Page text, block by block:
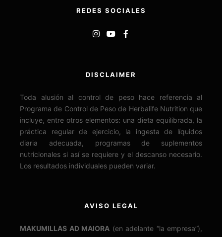
REDES SOCIALES
DISCLAIMER
Toda alusión al control de peso hace referencia al
Programa de Control de Peso de Herbalife Nutrition que
incluye, entre otros elementos: una dieta equilibrada, la
práctica regular de ejercicio, la ingesta de líquidos
diaria adecuada, programas de suplementos
nutricionales si así se requiere y el descanso necesario.
Los resultados individuales pueden variar.
AVISO LEGAL
MAKUMILLAS AD MAIORA (en adelante “la empresa”),